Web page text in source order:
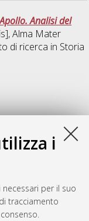
i
per il suo
tracciamento
Analisi del
Alma Mater
di ricerca in Storia
in Egitto
nella
Alma Mater
di ricerca in